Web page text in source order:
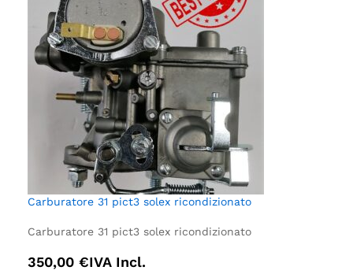
Carburatore 31 pict3 solex ricondizionato
Carburatore 31 pict3 solex ricondizionato
350,00 €IVA Incl.